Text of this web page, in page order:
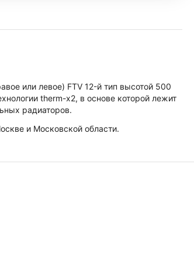
или левое) FTV 12-й тип высотой 500
therm-x2, в основе которой лежит
радиаторов.
и Московской области.